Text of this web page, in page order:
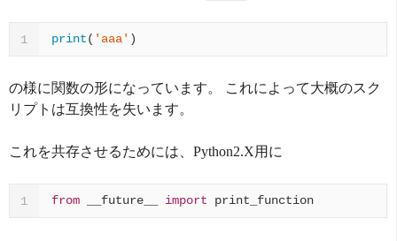
1 print( 'aaa' )
の様に関数の形になっています。 これによって大概のスク
リプトは互換性を失います。
これを共存させるためには、Python2.X用に
1 from __future__ import print_function